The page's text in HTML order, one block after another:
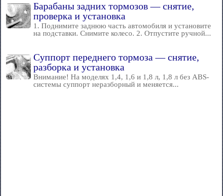
Барабаны задних тормозов — снятие,
проверка и установка
1. Поднимите заднюю часть автомобиля и установите
на подставки. Снимите колесо. 2. Отпустите ручной...
Суппорт переднего тормоза — снятие,
разборка и установка
Внимание! На моделях 1,4, 1,6 и 1,8 л, 1,8 л без ABS-
системы суппорт неразборный и меняется...